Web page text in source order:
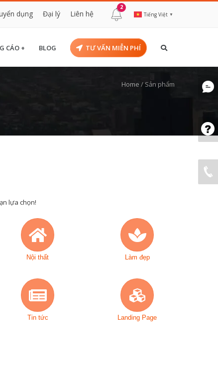
dụng Đại lý Liên hệ
2
Tiếng Việt ▼
CÁO + BLOG TƯ VẤN MIỄN PHÍ
Home / Sản phẩm
lựa chọn!
Nội thất Làm đẹp
Tin tức Landing Page